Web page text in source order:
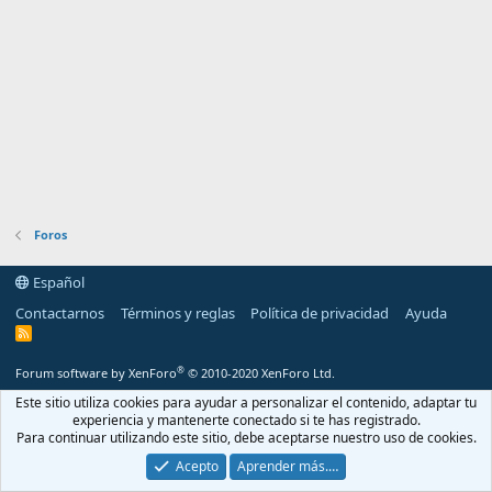
Foros
Español
Contactarnos
Términos y reglas Política de privacidad Ayuda
R
Forum software by XenForo® © 2010-2020 XenForo Ltd.
Este sitio utiliza cookies para ayudar a personalizar el contenido, adaptar tu
experiencia y mantenerte conectado si te has registrado.
Para continuar utilizando este sitio, debe aceptarse nuestro uso de cookies.
Acepto
Aprender más.…